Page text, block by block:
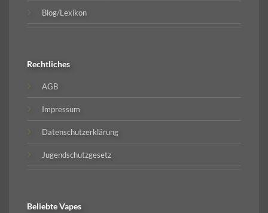
Blog/Lexikon
Rechtliches
AGB
Impressum
Datenschutzerklärung
Jugendschutzgesetz
BeliebteVapes